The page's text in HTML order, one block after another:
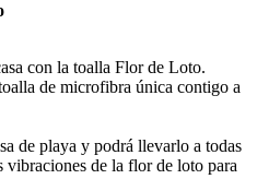
con la toalla Flor de Loto.
de microfibra única contigo a
de playa y podrá llevarlo a todas
vibraciones de la flor de loto para